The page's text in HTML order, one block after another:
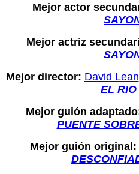
Mejor actor
Mejor actriz
Mejor director: David Lean
EL
Mejor guión
PUENTE
Mejor guión original: